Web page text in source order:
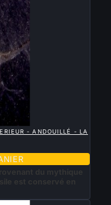
- ANDOUILLÉ - LA
du mythique
est conservé en